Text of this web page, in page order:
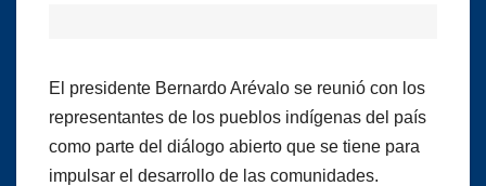
El presidente Bernardo Arévalo se reunió con los
representantes de los pueblos indígenas del país
como parte del diálogo abierto que se tiene para
impulsar el desarrollo de las comunidades.